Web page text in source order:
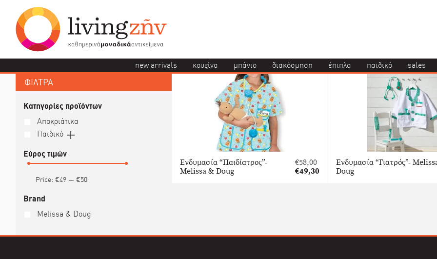
new arrivals κουζίνα μπάνιο διακόσμηση έπιπλα παιδικό sales
ΦΙΛΤΡΑ
Κατηγορίες προϊόντων
Αποκριάτικα
Παιδικό
Εύρος τιμών
Price: €49— €50
Brand
Melissa & Doug
Ενδυμασία “Παιδίατρος”-
Melissa & Doug
€58,00
Original
price
€49,30
Ενδυμασία “Γιατρός”-
Doug